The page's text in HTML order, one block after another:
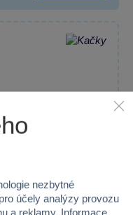
nezbytné
účely analýzy provozu